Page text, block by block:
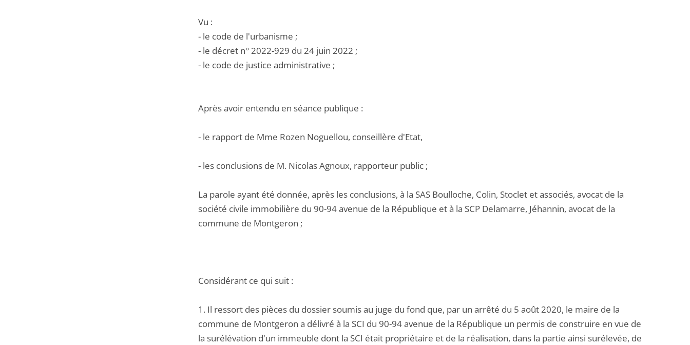
Vu :
- le code de l'urbanisme ;
- le décret n° 2022-929 du 24 juin 2022 ;
- le code de justice administrative ;
Après avoir entendu en séance publique :
- le rapport de Mme Rozen Noguellou, conseillère d'Etat,
- les conclusions de M. Nicolas Agnoux, rapporteur public ;
La parole ayant été donnée, après les conclusions, à la SAS Boulloche, Colin, Stoclet et associés, avocat de la
société civile immobilière du 90-94 avenue de la République et à la SCP Delamarre, Jéhannin, avocat de la
commune de Montgeron ;
Considérant ce qui suit :
1. Il ressort des pièces du dossier soumis au juge du fond que, par un arrêté du 5 août 2020, le maire de la
commune de Montgeron a délivré à la SCI du 90-94 avenue de la République un permis de construire en vue de
la surélévation d'un immeuble dont la SCI était propriétaire et de la réalisation, dans la partie ainsi surélevée, de